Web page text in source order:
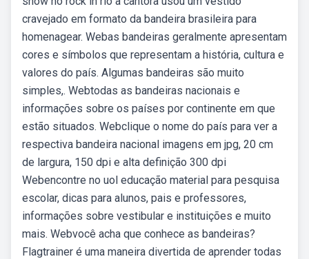
cravejado em formato da bandeira brasileira para
homenagear. Webas bandeiras geralmente apresentam
cores e símbolos que representam a história, cultura e
valores do país. Algumas bandeiras são muito
simples,. Webtodas as bandeiras nacionais e
informações sobre os países por continente em que
estão situados. Webclique o nome do país para ver a
respectiva bandeira nacional imagens em jpg, 20 cm
de largura, 150 dpi e alta definição 300 dpi
Webencontre no uol educação material para pesquisa
escolar, dicas para alunos, pais e professores,
informações sobre vestibular e instituições e muito
mais. Webvocê acha que conhece as bandeiras?
Flagtrainer é uma maneira divertida de aprender todas